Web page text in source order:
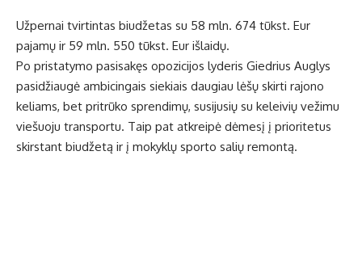
Užpernai tvirtintas biudžetas su 58 mln. 674 tūkst. Eur
pajamų ir 59 mln. 550 tūkst. Eur išlaidų.
Po pristatymo pasisakęs opozicijos lyderis Giedrius Auglys
pasidžiaugė ambicingais siekiais daugiau lėšų skirti rajono
keliams, bet pritrūko sprendimų, susijusių su keleivių vežimu
viešuoju transportu. Taip pat atkreipė dėmesį į prioritetus
skirstant biudžetą ir į mokyklų sporto salių remontą.